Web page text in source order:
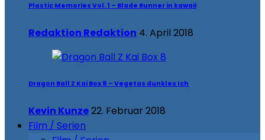
Plastic Memories Vol. 1 – Blade Runner in kawaii
Redaktion Redaktion 4. April 2018
Dragon Ball Z Kai Box 8 – Vegetas dunkles Ich
Kevin Kunze22. Februar 2018
Film / Serien